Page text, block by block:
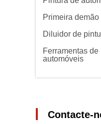
Primeira
Diluidor de
Ferramentas
automóveis
Contacte-